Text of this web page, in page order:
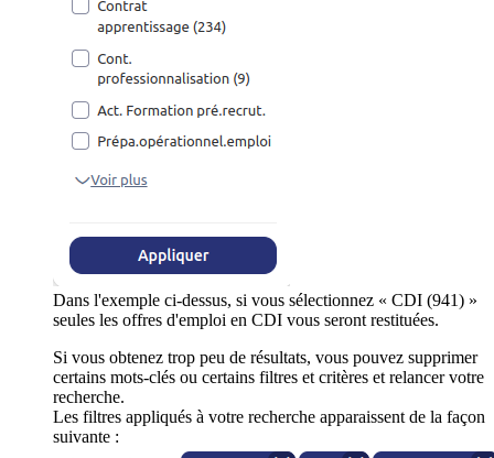
Dans l'exemple ci-dessus, si vous sélectionnez « CDI (941) »
seules les offres d'emploi en CDI vous seront restituées.
Si vous obtenez trop peu de résultats, vous pouvez supprimer
certains mots-clés ou certains filtres et critères et relancer votre
recherche.
Les filtres appliqués à votre recherche apparaissent de la façon
suivante :